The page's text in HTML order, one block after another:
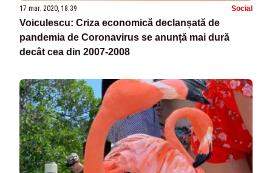
17 mar. 2020, 18:39 Social
Voiculescu: Criza economică declanșată de
pandemia de Coronavirus se anunță mai dură
decât cea din 2007-2008